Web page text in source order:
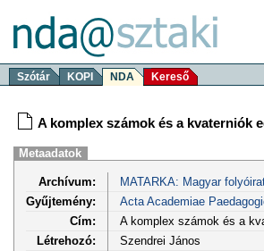
Szótár KOPI NDA Kereső
A komplex számok és a kvaterniók
Metaadatok
Archívum:
MATARKA: Magyar
Gyűjtemény:
Acta Academiae
Cím:
A komplex számok és a
Létrehozó:
Szendrei János